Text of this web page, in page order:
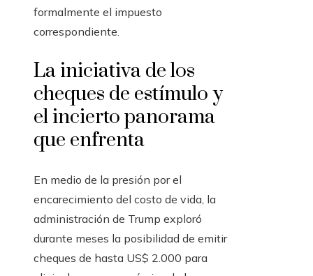
formalmente el impuesto
correspondiente.
La iniciativa de los
cheques de estímulo y
el incierto panorama
que enfrenta
En medio de la presión por el
encarecimiento del costo de vida, la
administración de Trump exploró
durante meses la posibilidad de emitir
cheques de hasta US$ 2.000 para